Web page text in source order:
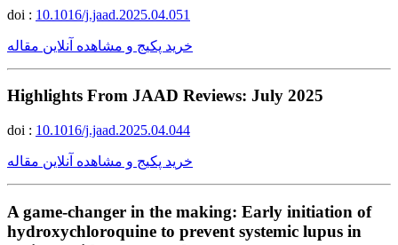
doi : 10.1016/j.jaad.2025.04.051
خرید پکیج و مشاهده آنلاین مقاله
Highlights From JAAD Reviews: July 2025
doi : 10.1016/j.jaad.2025.04.044
خرید پکیج و مشاهده آنلاین مقاله
A game-changer in the making: Early initiation of
hydroxychloroquine to prevent systemic lupus in